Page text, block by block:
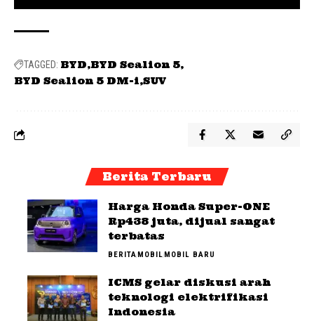
TAGGED: BYD BYD Sealion 5
BYD Sealion 5 DM-i SUV
Berita Terbaru
Harga Honda Super-ONE
Rp438 juta, dijual sangat
terbatas
BERITAMOBILMOBIL BARU
ICMS gelar diskusi arah
teknologi elektrifikasi
Indonesia